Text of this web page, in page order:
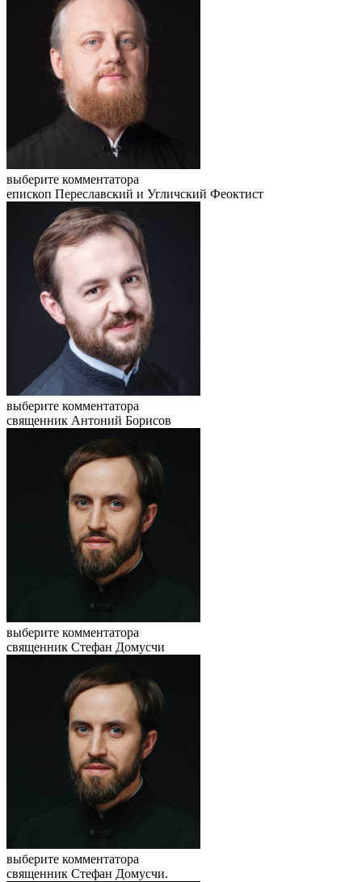
выберите комментатора
епископ Переславский и Угличский Феоктист
выберите комментатора
священник Антоний Борисов
выберите комментатора
священник Стефан Домусчи
выберите комментатора
священник Стефан Домусчи.